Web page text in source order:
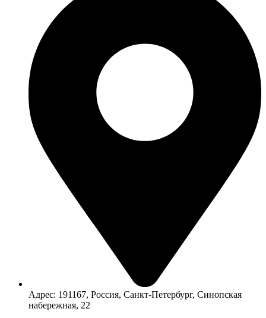
Адрес: 191167, Россия, Санкт-Петербург, Синопская
набережная, 22